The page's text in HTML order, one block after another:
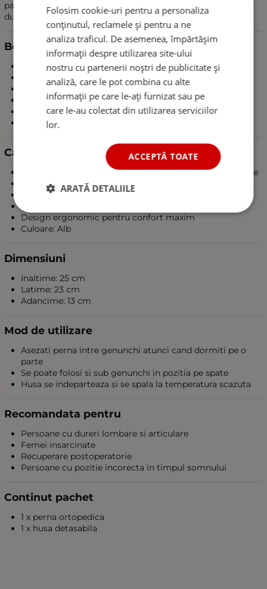
parte, pentru femeile insarcinate si pentru cei care sufera de
dureri articulare sau musculare.
Beneficii
Sustine pozitia corecta a coloanei vertebrale
Reduce durerile de spate, sold, genunchi si articulatii
Amelioreaza disconfortul cauzat de sciatica
Imbunatateste circulatia sangelui
Relaxeaza musculatura in timpul somnului
Contribuie la un somn mai odihnitor si mai profund
Caracteristici
Tip produs: Perna ortopedica pentru genunchi si picioare
Material interior: Spuma cu memorie de inalta calitate
Husa: Detasabila si lavabila
Design ergonomic pentru confort maxim
Culoare: Alb
Dimensiuni
Inaltime: 25 cm
Latime: 23 cm
Adancime: 13 cm
Mod de utilizare
Asezati perna intre genunchi atunci cand dormiti pe o
parte
Se poate folosi si sub genunchi in pozitia pe spate
Husa se indeparteaza si se spala la temperatura scazuta
Recomandata pentru
Persoane cu dureri lombare si articulare
Femei insarcinate
Recuperare postoperatorie
Persoane cu pozitie incorecta in timpul somnului
Continut pachet
1 x perna ortopedica
1 x husa detasabila
Folosim cookie-uri pentru a personaliza
conținutul, reclamele și pentru a ne
analiza traficul. De asemenea, împărtășim
informații despre utilizarea site-ului
nostru cu partenerii noștri de publicitate și
analiză, care le pot combina cu alte
informații pe care le-ați furnizat sau pe
care le-au colectat din utilizarea serviciilor
lor.
ACCEPTĂ TOATE
ARATĂ DETALIILE